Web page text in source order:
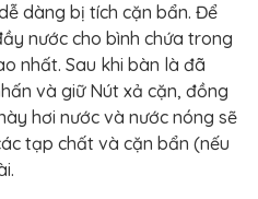
dàng bị tích cặn bẩn. Để
nước cho bình chứa trong
nhất. Sau khi bàn là đã
và giữ Nút xả cặn, đồng
hơi nước và nước nóng sẽ
tạp chất và cặn bẩn (nếu